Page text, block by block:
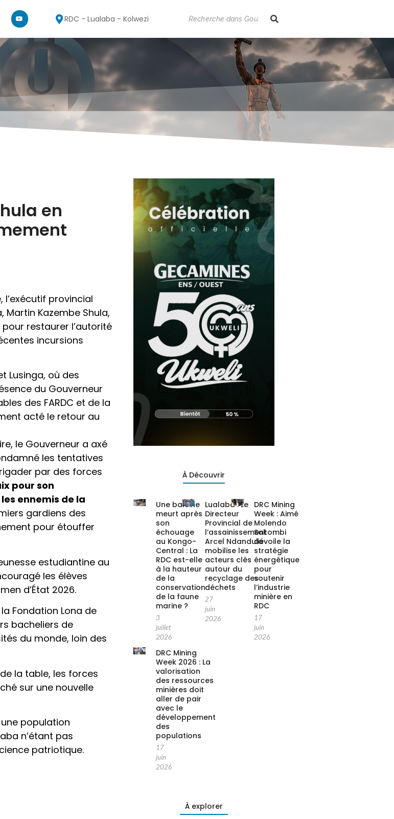
RDC - Lualaba - Kolwezi
en
l’exécutif provincial
Martin Kazembe Shula,
restaurer l’autorité
incursions
Lusinga, où des
du Gouverneur
des FARDC et de la
acté le retour au
le Gouverneur a axé
les tentatives
par des forces
pour son
ennemis de la
gardiens des
pour étouffer
estudiantine au
les élèves
d’État 2026.
Fondation Lona de
bacheliers de
du monde, loin des
la table, les forces
sur une nouvelle
population
n’étant pas
patriotique.
À Découvrir
Une baleine
meurt après
son
échouage
au Kongo-
Central : La
RDC est-elle
à la hauteur
de la
conservation
de la faune
marine ?
3
juillet
2026
Lualaba : Le
Directeur
Provincial de
l’assainissement
Arcel Ndandula
mobilise les
acteurs clés
autour du
recyclage des
déchets
27
juin
2026
DRC Mining
Week : Aimé
Molendo
Sakombi
dévoile la
stratégie
énergétique
pour
soutenir
l’industrie
minière en
RDC
17
juin
2026
DRC Mining
Week 2026 : La
valorisation
des ressources
minières doit
aller de pair
avec le
développement
des
populations
17
juin
2026
À explorer